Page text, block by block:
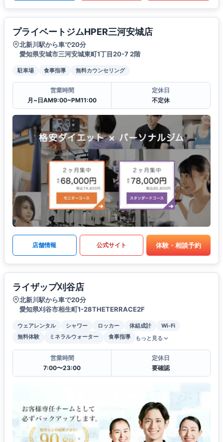
プライベートジムHPER三河安城店
北新川駅から車で20分
愛知県安城市三河安城東町1丁目20-7 2階
駐車場 食事指導 無料カウンセリング
営業時間
月~日AM9:00~PM11:00
定休日
不定休
店舗情報 公式サイト 体験・相談予約
ライザップ刈谷店
北新川駅から車で20分
愛知県刈谷市相生町1-28THETERRACE2F
ウェアレンタル シャワー ロッカー 体組成計
Wi-Fi
無料体験
ミネラルウォーター 食事指導 もっと見る
営業時間
7:00〜23:00
定休日
要確認